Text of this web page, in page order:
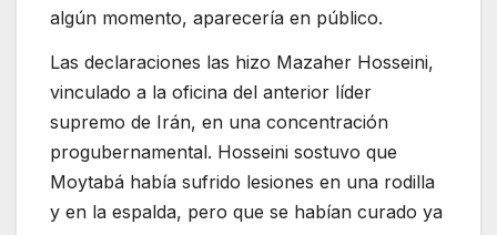
algún momento, aparecería en público.
Las declaraciones las hizo Mazaher Hosseini,
vinculado a la oficina del anterior líder
supremo de Irán, en una concentración
progubernamental. Hosseini sostuvo que
Moytabá había sufrido lesiones en una rodilla
y en la espalda, pero que se habían curado ya